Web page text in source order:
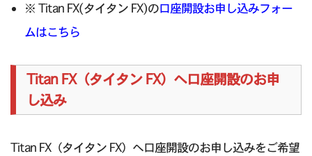
※ Titan FX(タイタン FX)の口座開設お申し込みフォー
ムはこちら
Titan FX（タイタン FX）へ口座開設のお申
し込み
Titan FX（タイタン FX）へ口座開設のお申し込みをご希望